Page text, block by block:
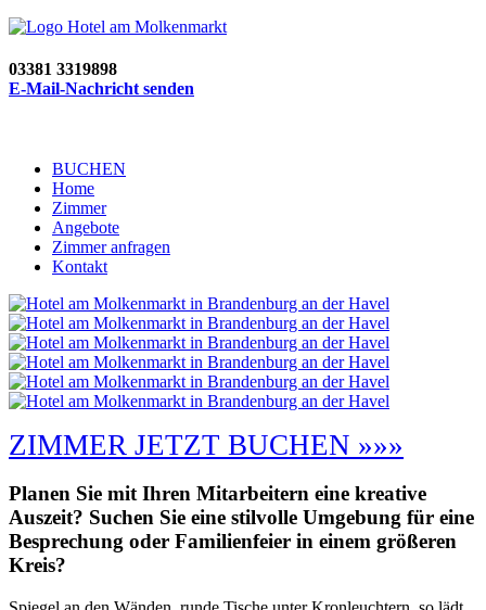
03381 3319898
E-Mail-Nachricht senden
BUCHEN
Home
Zimmer
Angebote
Zimmer anfragen
Kontakt
ZIMMER JETZT BUCHEN »»»
Planen Sie mit Ihren Mitarbeitern eine kreative
Auszeit? Suchen Sie eine stilvolle Umgebung für eine
Besprechung oder Familienfeier in einem größeren
Kreis?